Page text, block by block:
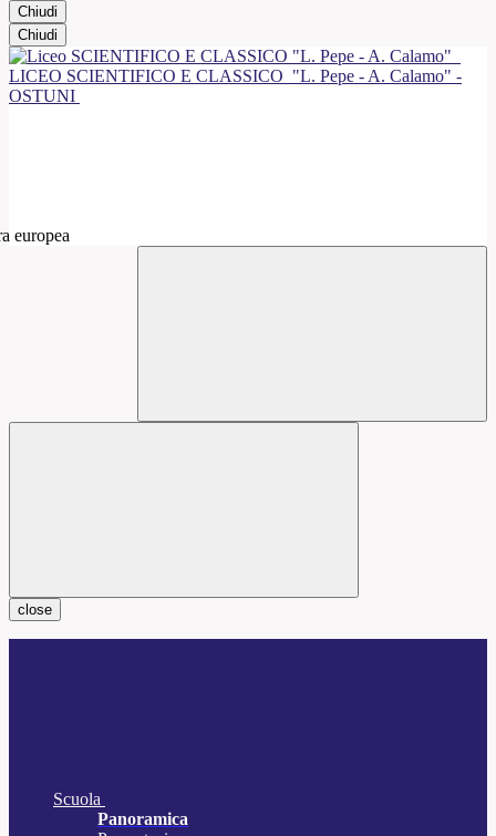
Chiudi
Chiudi
LICEO SCIENTIFICO E CLASSICO "L. Pepe - A. Calamo" -
OSTUNI
close
Scuola
Panoramica